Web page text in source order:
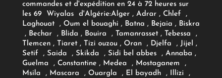
commandes et d'expédition en 24 à 72 heures sur
les 69 Wiyalas d'Algérie:Alger , Adrar, Chlef ,
Laghouat , Oum el bouaghi , Batna , Bejaia , Biskra
, Bechar , Blida , Bouira , Tamanrasset , Tebessa ,
Tlemcen , Tiaret , Tizi ouzou , Oran , Djelfa , Jijel ,
Setif , Saida , Skikda , Sidi bel abbes , Annaba ,
Guelma , Constantine , Medea , Mostaganem ,
Msila , Mascara , Ouargla , El bayadh , Illizi ,